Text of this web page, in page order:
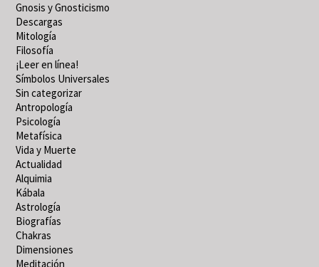
Gnosis y Gnosticismo
Descargas
Mitología
Filosofía
¡Leer en línea!
Símbolos Universales
Sin categorizar
Antropología
Psicología
Metafísica
Vida y Muerte
Actualidad
Alquimia
Kábala
Astrología
Biografías
Chakras
Dimensiones
Meditación